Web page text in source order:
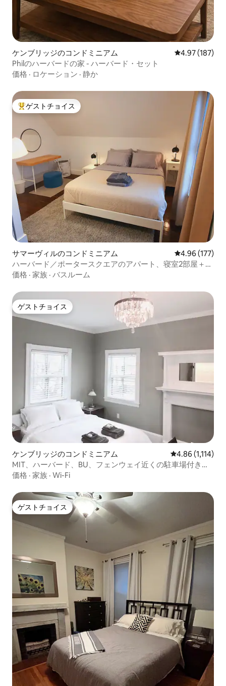
ケンブリッジのコンドミニアム レビュー187
4.97 (187)
Philのハーバードの家 - ハーバード・セット
価格 · ロケーション · 静か
大好評のゲストチョイスです。
ゲストチョイス
サマーヴィルのコンドミニアム レビュー177
4.96 (177)
ハーバード／ポータースクエアのアパート、寝室2部屋＋ソ
ファベッド
価格 · 家族 · バスルーム
ゲストチョイス
ゲストチョイス
ケンブリッジのコンドミニアム レビュー1,114
4.86 (1,114)
MIT、ハーバード、BU、フェンウェイ近くの駐車場付きプ
ライベートスタジオ
価格 · 家族 · Wi-Fi
ゲストチョイス
ゲストチョイス